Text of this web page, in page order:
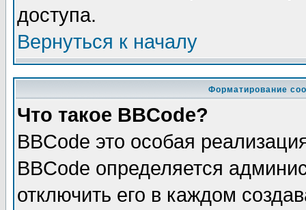
доступа.
Вернуться к началу
Форматирование
Что такое BBCode?
BBCode это особая
BBCode определяется
отключить его в каждом